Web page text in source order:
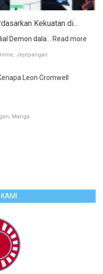
Kekuatan di...
Demon dala... Read more
Jejepangan
Leon Cromwell
Manga